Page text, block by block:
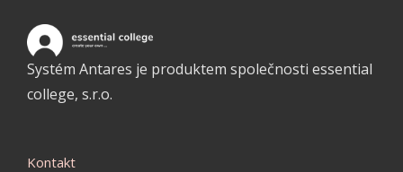
Systém Antares je produktem společnosti essential
college, s.r.o.
Kontakt